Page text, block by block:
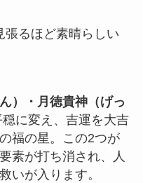
張るほど素晴らしい
）・月徳貴神（げっ
に変え、吉運を大吉
福の星。この2つが
素が打ち消され、人
いが入ります。